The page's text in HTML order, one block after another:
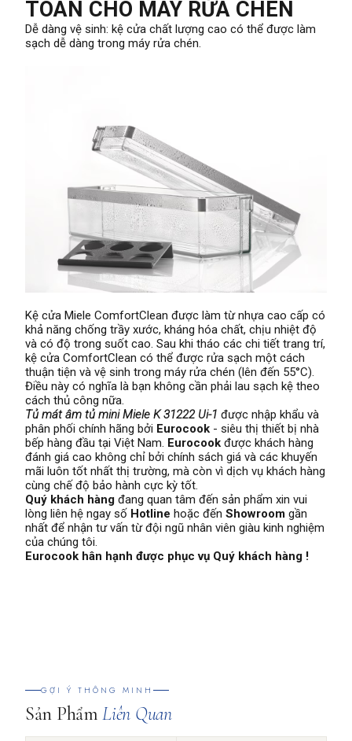
TOÀN CHO MÁY RỬA CHÉN
Dễ dàng vệ sinh: kệ cửa chất lượng cao có thể được làm
sạch dễ dàng trong máy rửa chén.
Kệ cửa Miele ComfortClean được làm từ nhựa cao cấp có
khả năng chống trầy xước, kháng hóa chất, chịu nhiệt độ
và có độ trong suốt cao. Sau khi tháo các chi tiết trang trí,
kệ cửa ComfortClean có thể được rửa sạch một cách
thuận tiện và vệ sinh trong máy rửa chén (lên đến 55°C).
Điều này có nghĩa là bạn không cần phải lau sạch kệ theo
cách thủ công nữa.
Tủ mát âm tủ mini Miele K 31222 Ui-1 được nhập khẩu và
phân phối chính hãng bởi Eurocook - siêu thị thiết bị nhà
bếp hàng đầu tại Việt Nam. Eurocook được khách hàng
đánh giá cao không chỉ bởi chính sách giá và các khuyến
mãi luôn tốt nhất thị trường, mà còn vì dịch vụ khách hàng
cùng chế độ bảo hành cực kỳ tốt.
Quý khách hàng đang quan tâm đến sản phẩm xin vui
lòng liên hệ ngay số Hotline hoặc đến Showroom gần
nhất để nhận tư vấn từ đội ngũ nhân viên giàu kinh nghiệm
của chúng tôi.
Eurocook hân hạnh được phục vụ Quý khách hàng !
GỢI Ý THÔNG MINH
Sản PhẩmLiên Quan